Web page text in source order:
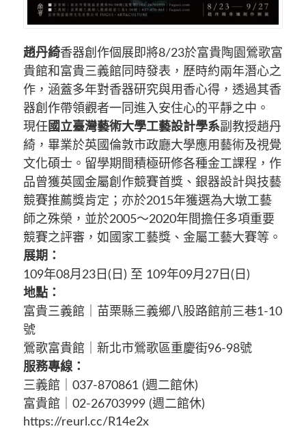
趙丹綺香器創作個展即將8/23於富貴陶園鶯歌富
貴館和富貴三義館同時發表，歷時約兩年潛心之
作，涵蓋多年對香器研究與用香心得，透過其香
器創作帶領觀者一同進入安住心的平靜之中。
現任國立臺灣藝術大學工藝設計學系副教授趙丹
綺，畢業於英國倫敦市政廳大學應用藝術及視覺
文化碩士。留學期間積極研修各種金工課程，作
品曾獲英國金屬創作競賽首獎、銀器設計與技藝
競賽推薦獎肯定；亦於2015年獲選為大墩工藝
師之殊榮，並於2005～2020年間擔任多項重要
競賽之評審，如國家工藝獎、金屬工藝大賽等。
展期：
109年08月23日(日) 至 109年09月27日(日)
地點：
富貴三義館｜苗栗縣三義鄉八股路館前三巷1-10
號
鶯歌富貴館｜新北市鶯歌區重慶街96-98號
服務專線：
三義館｜037-870861 (週二館休)
富貴館｜02-26703999 (週二館休)
https://reurl.cc/R14e2x